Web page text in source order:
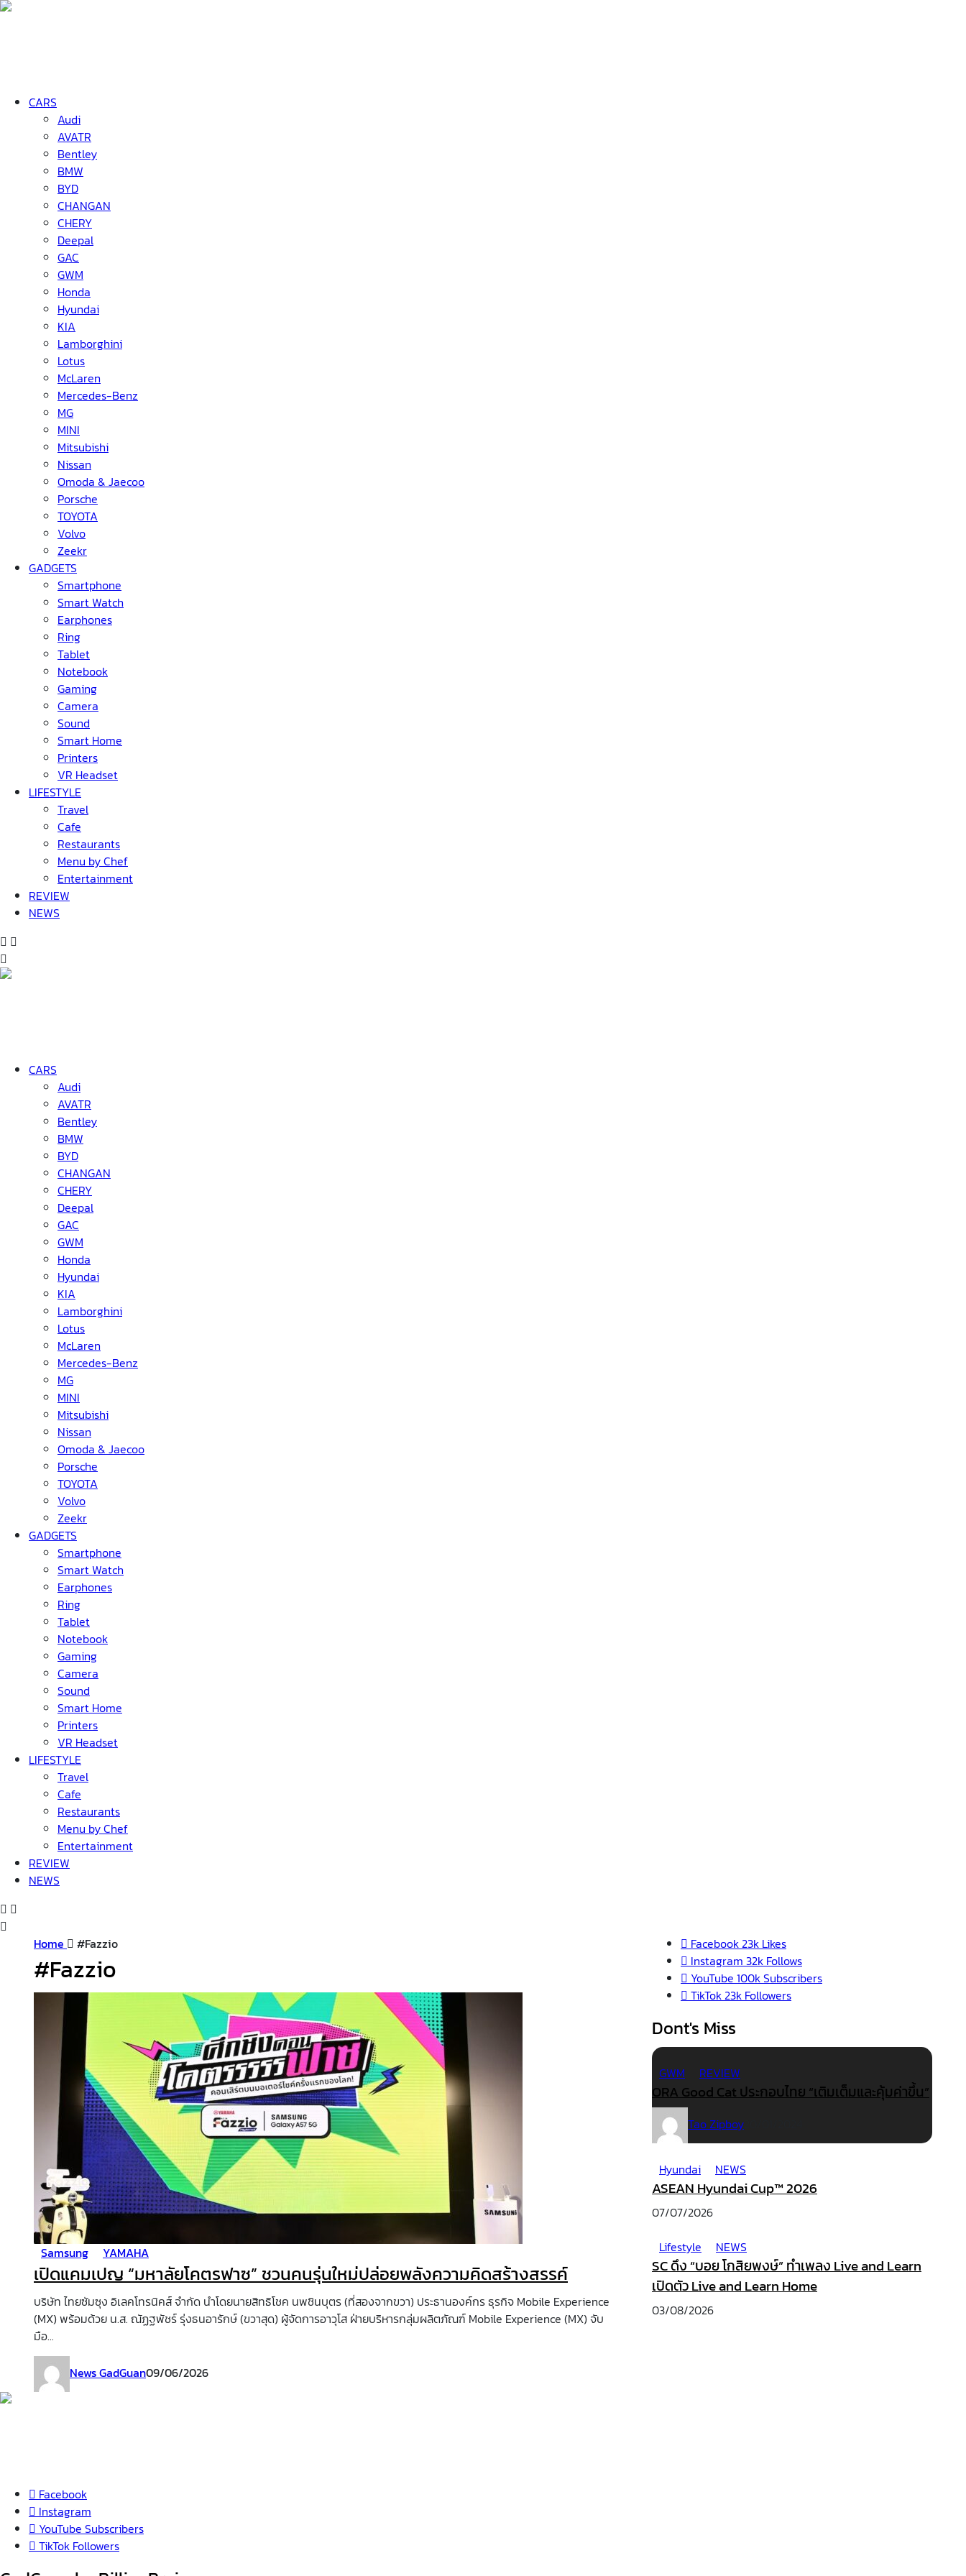
CARS
Audi
AVATR
Bentley
BMW
BYD
CHANGAN
CHERY
Deepal
GAC
GWM
Honda
Hyundai
KIA
Lamborghini
Lotus
McLaren
Mercedes-Benz
MG
MINI
Mitsubishi
Nissan
Omoda & Jaecoo
Porsche
TOYOTA
Volvo
Zeekr
GADGETS
Smartphone
Smart Watch
Earphones
Ring
Tablet
Notebook
Gaming
Camera
Sound
Smart Home
Printers
VR Headset
LIFESTYLE
Travel
Cafe
Restaurants
Menu by Chef
Entertainment
REVIEW
NEWS
CARS
Audi
AVATR
Bentley
BMW
BYD
CHANGAN
CHERY
Deepal
GAC
GWM
Honda
Hyundai
KIA
Lamborghini
Lotus
McLaren
Mercedes-Benz
MG
MINI
Mitsubishi
Nissan
Omoda & Jaecoo
Porsche
TOYOTA
Volvo
Zeekr
GADGETS
Smartphone
Smart Watch
Earphones
Ring
Tablet
Notebook
Gaming
Camera
Sound
Smart Home
Printers
VR Headset
LIFESTYLE
Travel
Cafe
Restaurants
Menu by Chef
Entertainment
REVIEW
NEWS
Home #Fazzio
#Fazzio
Samsung YAMAHA
เปิดแคมเปญ “มหาลัยโคตรฟาซ” ชวนคนรุ่นใหม่ปล่อยพลังความคิดสร้างสรรค์
บริษัท ไทยซัมซุง อิเลคโทรนิคส์ จำกัด นำโดยนายสิทธิโชค นพชินบุตร (ที่สองจากขวา) ประธานองค์กร ธุรกิจ Mobile Experience
(MX) พร้อมด้วย น.ส. ณัฏฐพัชร์ รุ่งธนอารักษ์ (ขวาสุด) ผู้จัดการอาวุโส ฝ่ายบริหารกลุ่มผลิตภัณฑ์ Mobile Experience (MX) จับ
มือ...
News GadGuan09/06/2026
Facebook23k Likes
Instagram 32k Follows
YouTube 100kSubscribers
TikTok23k Followers
Dont's Miss
GWM REVIEW
ORA Good Cat ประกอบไทย “เติมเต็มและคุ้มค่าขึ้น”
Tao Zipboy
Hyundai NEWS
ASEAN Hyundai Cup™ 2026
07/07/2026
Lifestyle
NEWS
SC ดึง “บอย โกสิยพงษ์” ทำเพลง Live and Learn
เปิดตัว Live and Learn Home
03/08/2026
Facebook
Instagram
YouTube Subscribers
TikTok Followers